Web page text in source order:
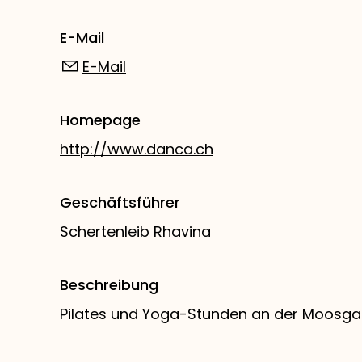
E-Mail
E-Mail
Homepage
http://www.danca.ch
Geschäftsführer
Schertenleib Rhavina
Beschreibung
Pilates und Yoga-Stunden an der